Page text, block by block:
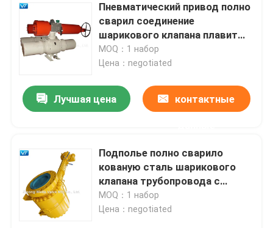
Продукты
О нас
Путешествие фабрики
Свяжитесь мы
Спросите цитату
Пневматический привод полно
сварил соединение
шарикового клапана плавит
методы заварки
MOQ：1 набор
Цена：negotiated
Лучшая цена контактные
Подполье полно сварило
кованую сталь шарикового
клапана трубопровода с
электрическим
пневматическим приводом
MOQ：1 набор
Цена：negotiated